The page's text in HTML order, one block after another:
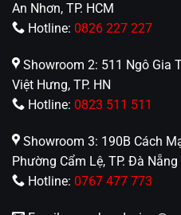
An Nhơn, TP. HCM
Hotline: 0826 227 227
Showroom 2: 511 Ngô Gia
Việt Hưng, TP. HN
Hotline: 0823 511 511
Showroom 3: 190B Cách
Phường Cẩm Lệ, TP. Đà Nẵng
Hotline: 0767 477 773